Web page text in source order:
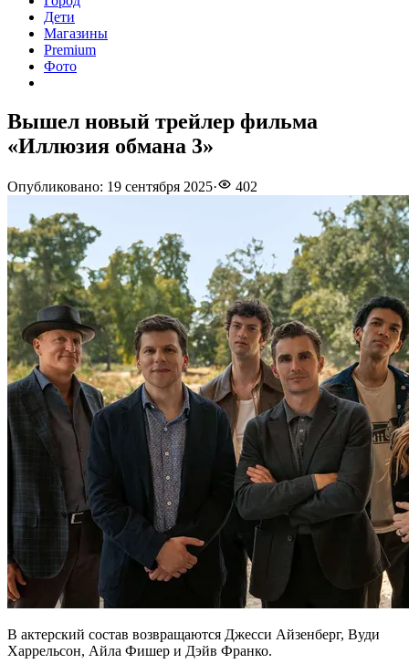
Дети
Магазины
Premium
Фото
Вышел новый трейлер фильма
«Иллюзия обмана 3»
Опубликовано: 19 сентября 2025· 402
В актерский состав возвращаются Джесси Айзенберг, Вуди
Харрельсон, Айла Фишер и Дэйв Франко.